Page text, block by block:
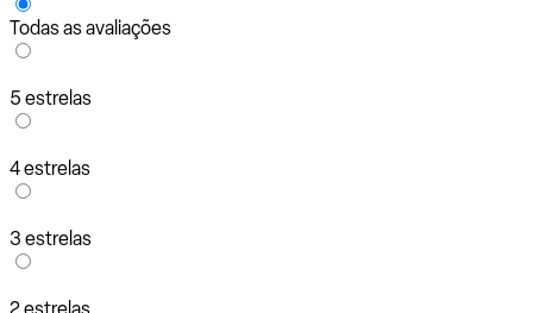
Todas as avaliações
5 estrelas
4 estrelas
3 estrelas